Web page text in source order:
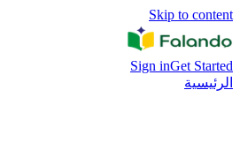
Skip to content
Sign inGet Started
الرئيسية